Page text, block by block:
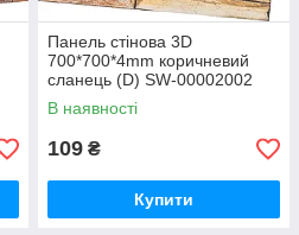
Панель стінова 3D
700*700*4mm коричневий
сланець (D) SW-00002002
В наявності
109 ₴
Купити